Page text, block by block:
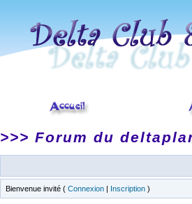
>>> Forum du
Bienvenue invité ( Connexion | Inscription )